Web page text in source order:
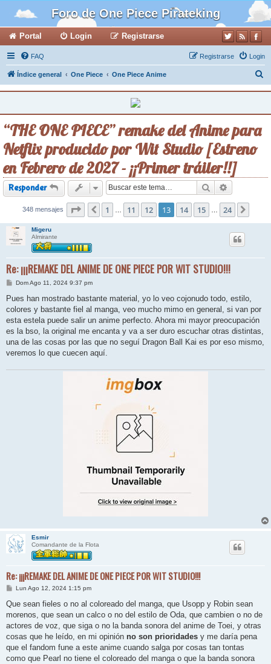
Foro de One Piece Pirateking
Portal Login Registrarse
FAQ Login
Registrarse
Índice general One Piece One Piece Anime
c
“THE ONE PIECE” remake del Anime para
Netflix producido por Wit Studio [Estreno
en Febrero de 2027 - ¡¡Primer tráiler!!]
Responder Buscar
348 mensajes Página13de24
Anterior
1 11 12 13 14 15 24
Migeru
Almirante
Re: ¡¡¡REMAKE DEL ANIME DE ONE PIECE POR WIT STUDIO!!!
M
n
a
j
Dom Ago 11, 2024 9:37 pm
Pues han mostrado bastante material, yo lo veo cojonudo todo, estilo,
colores y bastante fiel al manga, veo mucho mimo en general, si van por
esta estela puede salir un anime perfecto. Ahora mi mayor preocupación
es la bso, la original me encanta y va a ser duro escuchar otras distintas,
una de las cosas por las que no seguí Dragon Ball Kai es por eso mismo,
veremos lo que cuecen aquí.
Esmir
Comandante de la Flota
Re: ¡¡¡REMAKE DEL ANIME DE ONE PIECE POR WIT STUDIO!!!
M
n
a
j
Lun Ago 12, 2024 1:15 pm
Que sean fieles o no al coloreado del manga, que Usopp y Robin sean
morenos, que sean un calco o no del estilo de Oda, que cambien o no de
actores de voz, que siga o no la banda sonora del anime de Toei, y otras
cosas que he leído, en mi opinión no son prioridades y me daría pena
que el fandom fune a este anime cuando salga por cosas tan tontas
como que Pearl no tiene el coloreado del manga o que la banda sonora